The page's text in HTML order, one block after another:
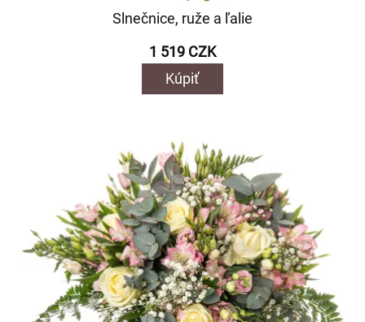
Slnečnice, ruže a ľalie
1 519 CZK
Kúpiť